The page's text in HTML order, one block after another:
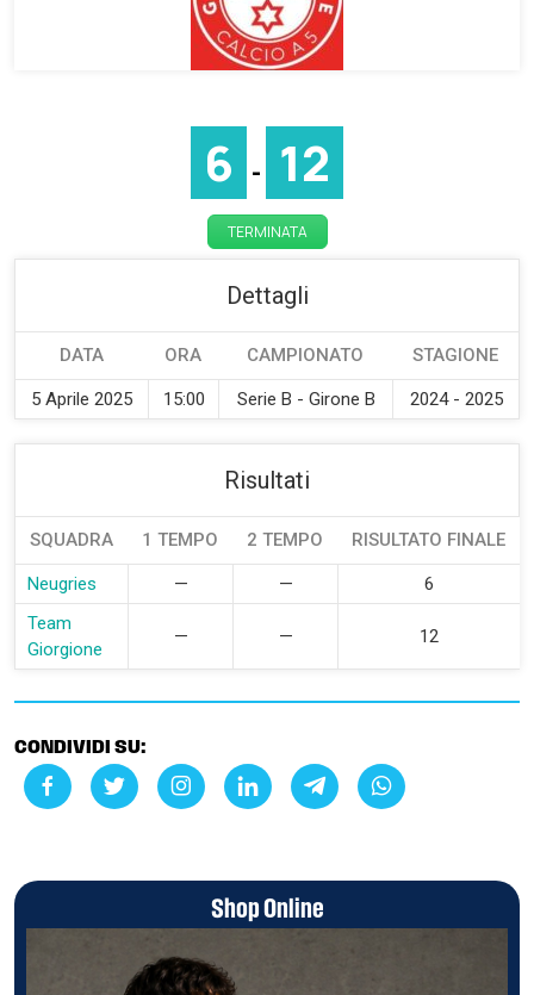
6 - 12
TERMINATA
Dettagli
DATA ORA CAMPIONATO STAGIONE
5 Aprile 2025 15:00 Serie B - Girone B 2024 - 2025
Risultati
SQUADRA 1 TEMPO 2 TEMPO RISULTATO FINALE
Neugries — — 6
Team
Giorgione
— — 12
CONDIVIDI SU:
Shop Online